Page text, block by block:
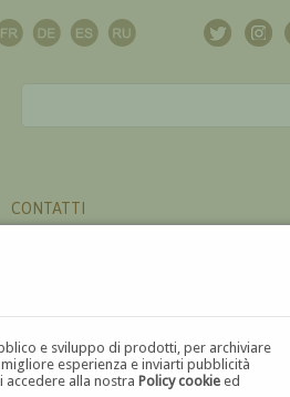
e sviluppo di prodotti, per archiviare
esperienza e inviarti pubblicità
accedere alla nostraPolicy cookie ed
CONTATTI
W X Y Z ⬅